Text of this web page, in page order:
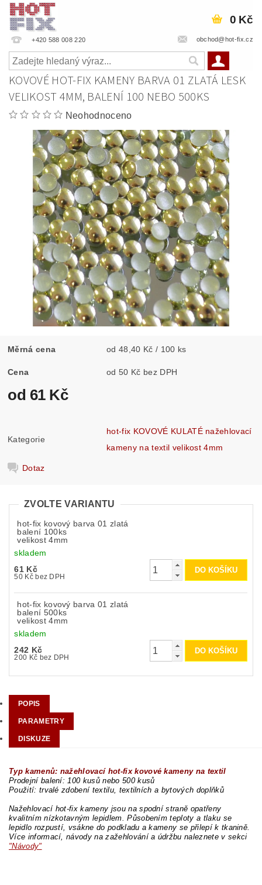
+420 588 008 220 obchod@hot-fix.cz
0 Kč
KOVOVÉ HOT-FIX KAMENY BARVA 01 ZLATÁ LESK
VELIKOST 4MM, BALENÍ 100 NEBO 500KS
Neohodnoceno
Měrná cena od 48,40 Kč / 100 ks
Cena od 50 Kč bez DPH
od 61 Kč
Kategorie
hot-fix KOVOVÉ KULATÉ nažehlovací
kameny na textil velikost 4mm
Dotaz
ZVOLTE VARIANTU
hot-fix kovový barva 01 zlatá
balení 100ks
velikost 4mm
skladem
61 Kč
50 Kč bez DPH
hot-fix kovový barva 01 zlatá
balení 500ks
velikost 4mm
skladem
242 Kč
200 Kč bez DPH
POPIS
PARAMETRY
DISKUZE
Typ kamenů: nažehlovací hot-fix kovové kameny na textil
Prodejní balení: 100 kusů nebo 500 kusů
Použití: trvalé zdobení textilu, textilních a bytových doplňků
Nažehlovací hot-fix kameny jsou na spodní straně opatřeny
kvalitním nízkotavným lepidlem. Působením teploty a tlaku se
lepidlo rozpustí, vsákne do podkladu a kameny se přilepí k tkanině.
Více informací, návody na zažehlování a údržbu naleznete v sekci
"Návody"